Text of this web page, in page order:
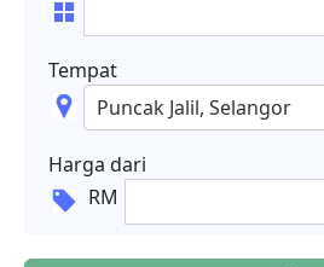
Tempat
Puncak Jalil, Selangor
Harga dari
RM